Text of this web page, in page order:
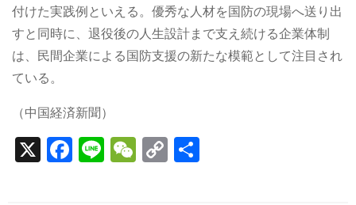
付けた実践例といえる。優秀な人材を国防の現場へ送り出
すと同時に、退役後の人生設計まで支え続ける企業体制
は、民間企業による国防支援の新たな模範として注目され
ている。
（中国経済新聞）
X F
a
Li
n
W
e
C
o